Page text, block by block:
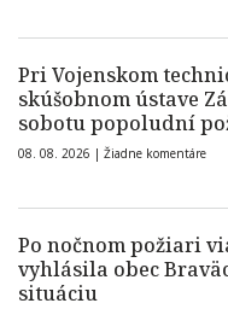
Pri Vojenskom
skúšobnom ústave
sobotu popoludní
08. 08. 2026 | Žiadne komentáre
Po nočnom požiari
vyhlásila obec
situáciu